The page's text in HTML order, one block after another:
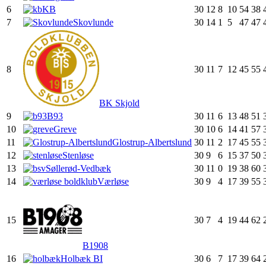
6
KB 30 12 8 10 54 38
7
Skovlunde 30 14 1 5 47 47
8
BK Skjold
30 11 7 12 45 55
9 B93 30 11 6 13 48 51
10
Greve 30 10 6 14 41 57
11
Glostrup-Albertslund 30 11 2 17 45 55
12
Stenløse 30 9 6 15 37 50
13
Søllerød-Vedbæk 30 11 0 19 38 60
14
Værløse 30 9 4 17 39 55
15
B1908
30 7 4 19 44 62
16 Holbæk BI 30 6 7 17 39 64